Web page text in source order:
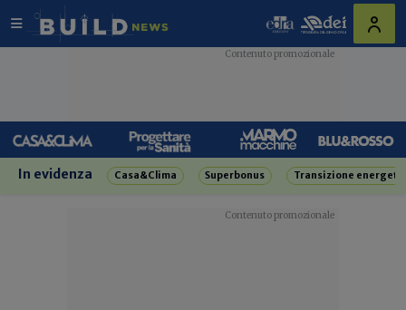
In evidenza Casa&Clima Superbonus Transizione